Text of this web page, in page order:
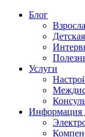
Блог
Услуги
Информация